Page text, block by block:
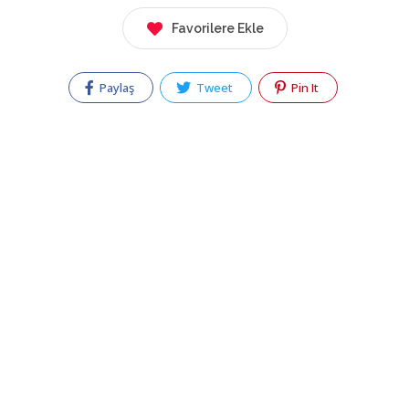
Favorilere Ekle
Paylaş Tweet Pin It